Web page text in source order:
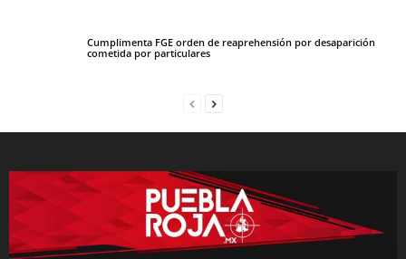
Cumplimenta FGE orden de reaprehensión por desaparición
cometida por particulares